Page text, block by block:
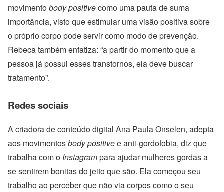
movimentobody positivecomo uma pauta de suma
importância, visto que estimular uma visão positiva sobre
o próprio corpo pode servir como modo de prevenção.
Rebeca também enfatiza: “a partir do momento que a
pessoa já possui esses transtornos, ela deve buscar
tratamento”.
Redes sociais
A criadora de conteúdo digital Ana Paula Onselen, adepta
aos movimentosbody positivee anti-gordofobia, diz que
trabalha com o Instagrampara ajudar mulheres gordas a
se sentirem bonitas do jeito que são. Ela começou seu
trabalho ao perceber que não via corpos como o seu